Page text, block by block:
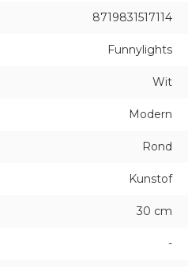
8719831517114
Funnylights
Wit
Modern
Rond
Kunstof
30 cm
-